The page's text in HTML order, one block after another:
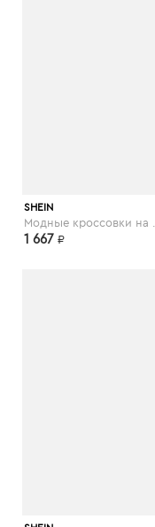
SHEIN
1 667 ₽